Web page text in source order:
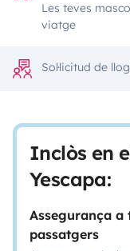
Les teves
viatge
Sol·licitud de
Inclòs en
Yescapa:
Assegurança
passatgers